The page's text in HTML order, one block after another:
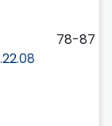
78-87